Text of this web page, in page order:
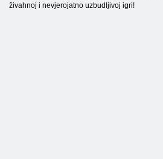
živahnoj i nevjerojatno uzbudljivoj igri!